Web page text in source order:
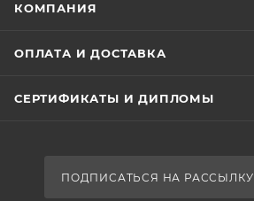
КОМПАНИЯ
ОПЛАТА И ДОСТАВКА
СЕРТИФИКАТЫ И ДИПЛОМЫ
ПОДПИСАТЬСЯ НА РАССЫЛКУ